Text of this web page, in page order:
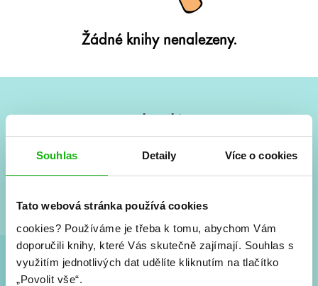
Souhlas Detaily Více o cookies
Tato webová stránka používá cookies
cookies? Používáme je třeba k tomu, abychom Vám
doporučili knihy, které Vás skutečně zajímají. Souhlas s
využitím jednotlivých dat udělíte kliknutím na tlačítko
„Povolit vše“.
Žádné knihy nenalezeny.
Vše kolem #youngadult každý měsíc rovnou do mailu!
a seriálové adaptace a další.